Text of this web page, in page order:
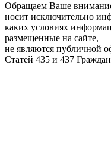
Обращаем Ваше
носит исключительно
каких условиях
размещенные на сайте,
не являются публичной
Статей 435 и 437